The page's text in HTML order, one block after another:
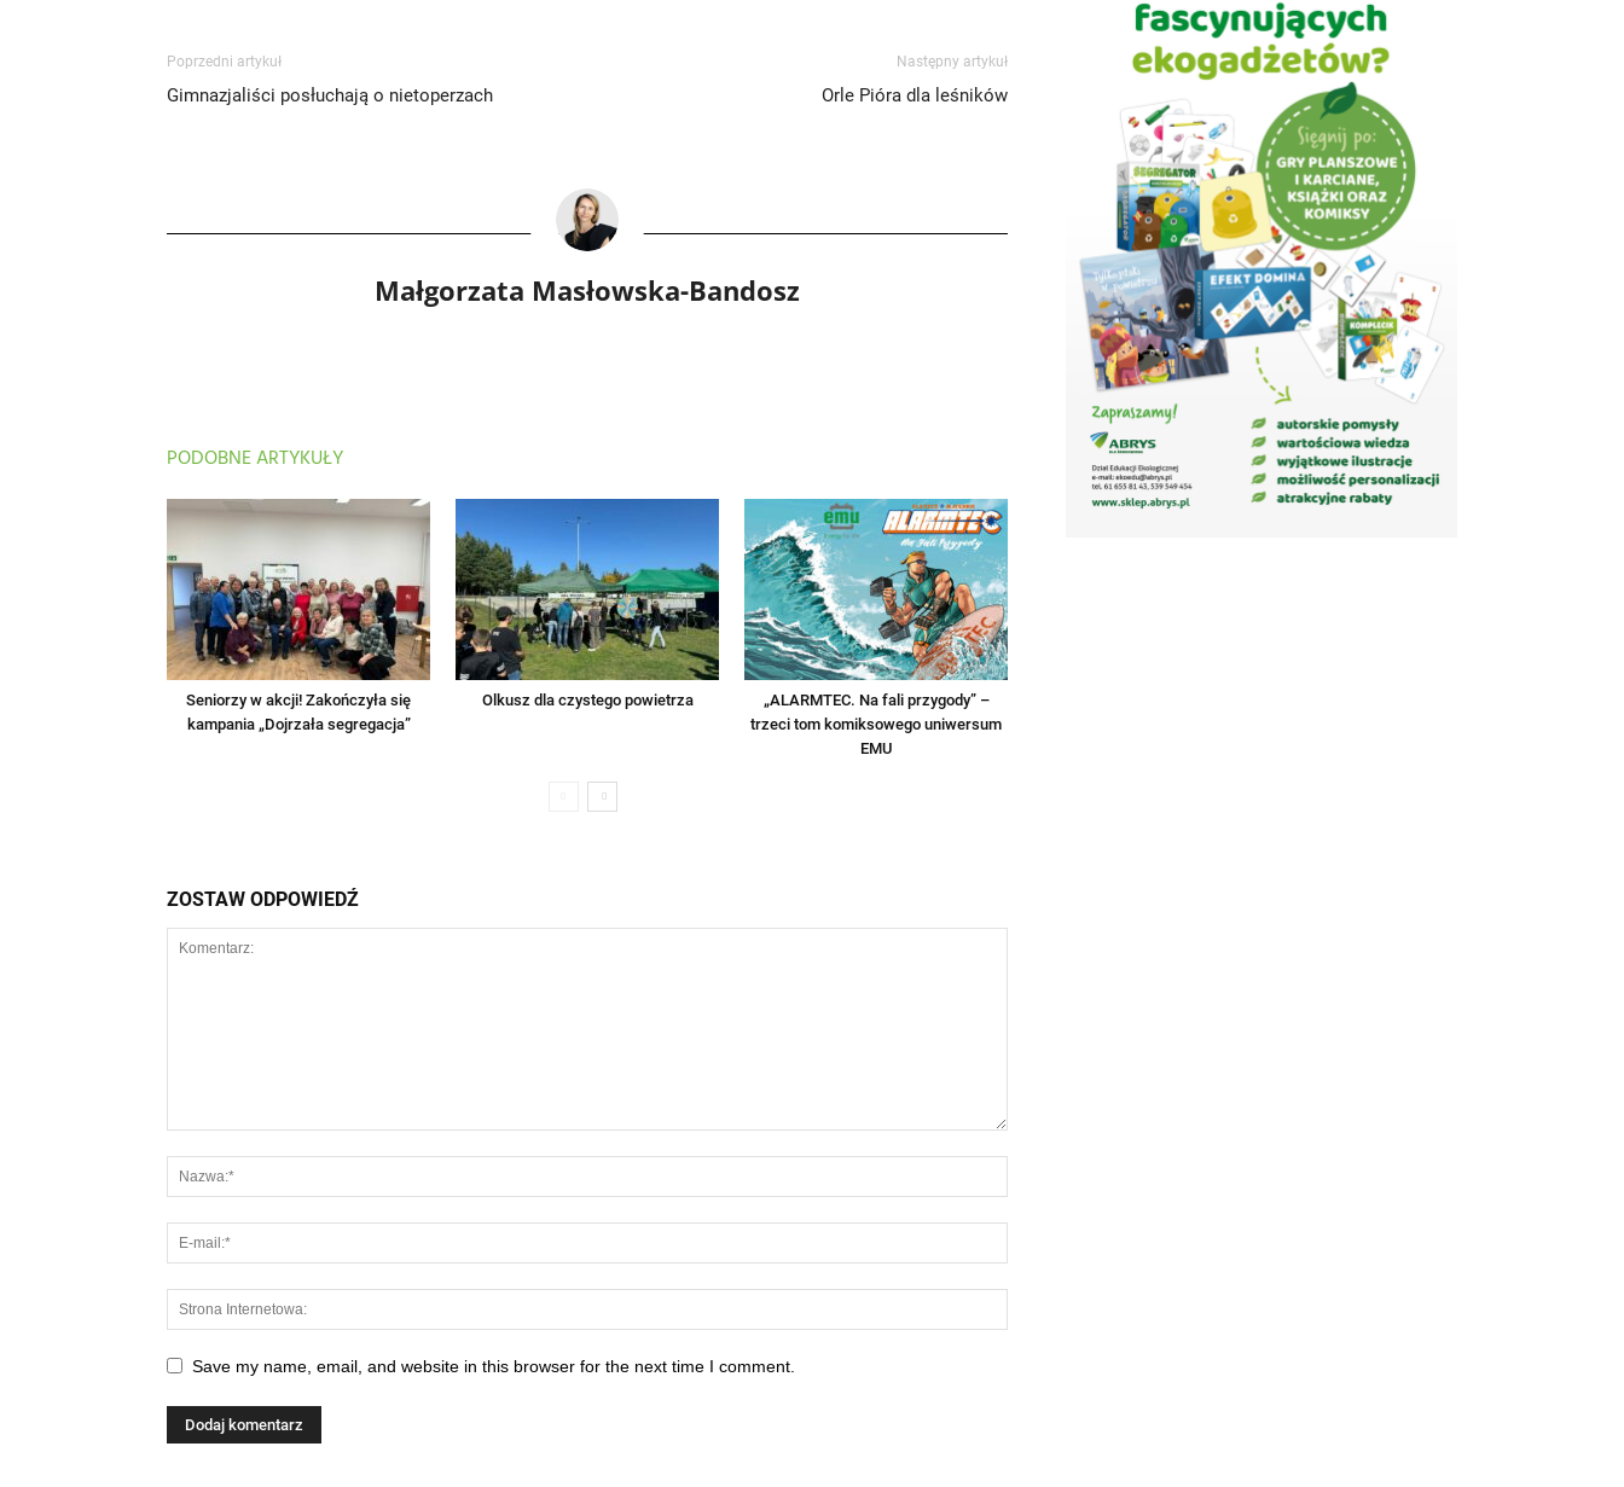
Poprzedni artykuł
Gimnazjaliści posłuchają o nietoperzach
Następny artykuł
Orle Pióra dla leśników
Małgorzata Masłowska-Bandosz
PODOBNE ARTYKUŁY
Seniorzy w akcji! Zakończyła się
kampania „Dojrzała segregacja”
Olkusz dla czystego powietrza
„ALARMTEC. Na fali przygody” –
trzeci tom komiksowego uniwersum
EMU
ZOSTAW ODPOWIEDŹ
Save my name, email, and website in this browser for the next time I comment.